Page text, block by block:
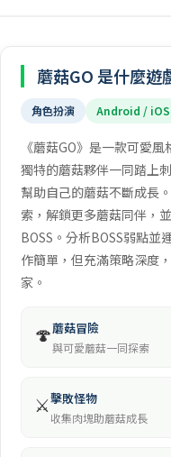
蘑菇GO 是什麼遊
角色扮演 Android / iOS
《蘑菇GO》是一款可愛
獨特的蘑菇夥伴一同踏上
幫助自己的蘑菇不斷成長
索，解鎖更多蘑菇同伴，
BOSS。分析BOSS弱點
作簡單，但充滿策略深度
家。
🍄蘑菇冒險
與可愛蘑菇一同探索
⚔️擊敗怪物
收集肉塊助蘑菇成長